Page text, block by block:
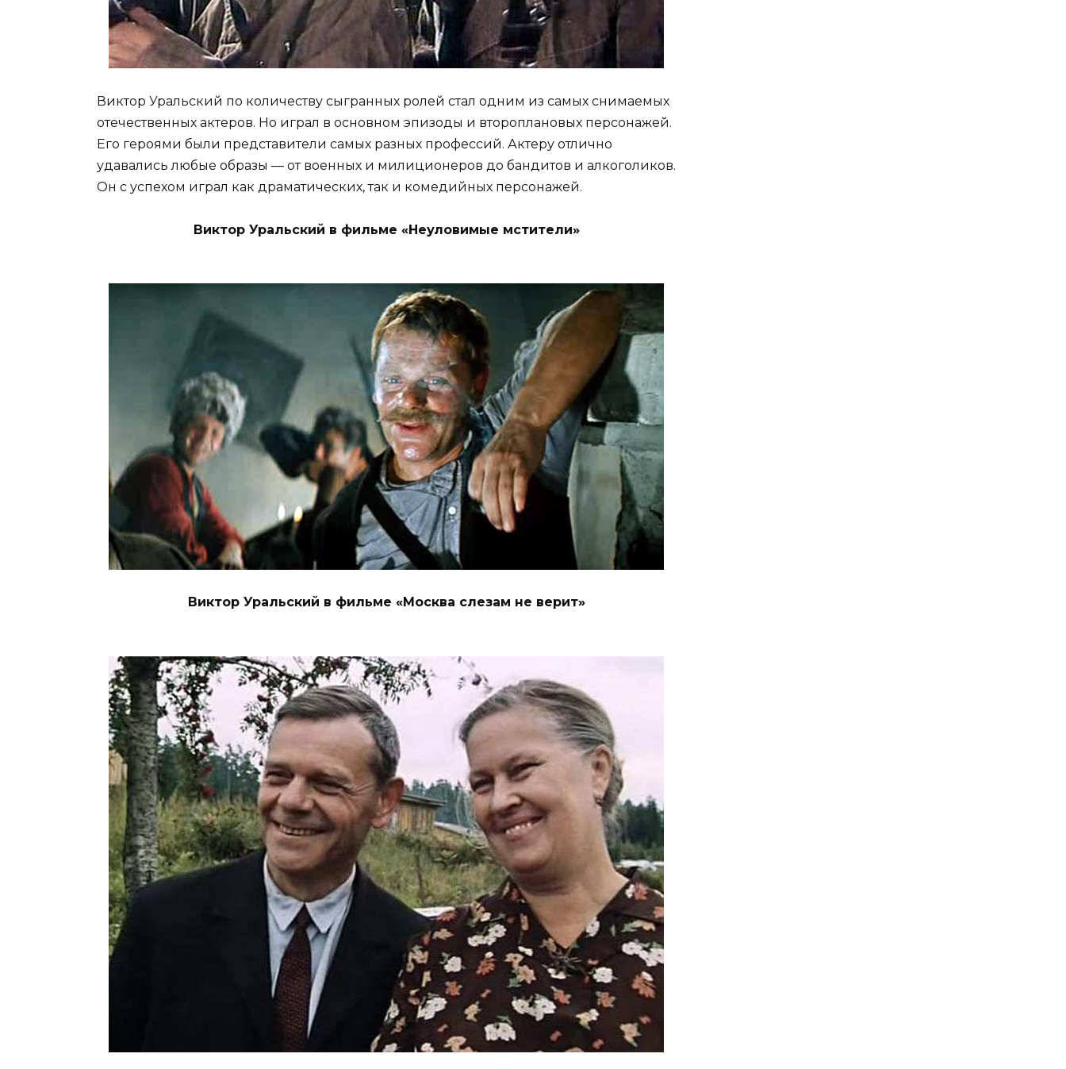
Виктор Уральский по количеству сыгранных ролей стал одним из самых снимаемых
отечественных актеров. Но играл в основном эпизоды и второплановых персонажей.
Его героями были представители самых разных профессий. Актеру отлично
удавались любые образы — от военных и милиционеров до бандитов и алкоголиков.
Он с успехом играл как драматических, так и комедийных персонажей.
Виктор Уральский в фильме «Неуловимые мстители»
Виктор Уральский в фильме «Москва слезам не верит»